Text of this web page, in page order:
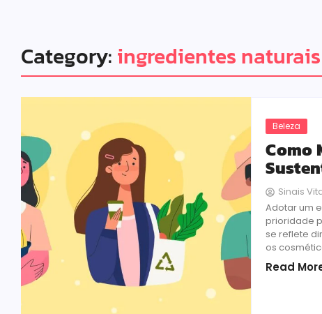
Category: ingredientes
Beleza
Como
Sinais
Adotar um
prioridade
se reflete
os
Read